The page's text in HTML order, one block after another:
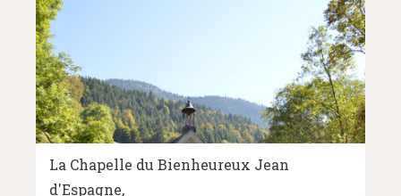
La Chapelle du Bienheureux Jean
d'Espagne